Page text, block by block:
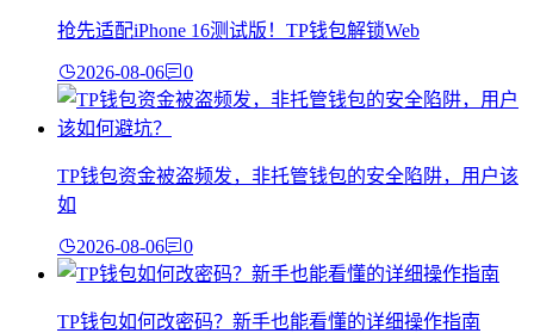
抢先适配iPhone 16测试版！TP钱包解锁Web
2026-08-06 0
TP钱包资金被盗频发，非托管钱包的安全陷阱，用户该
如
2026-08-06 0
TP钱包如何改密码？新手也能看懂的详细操作指南